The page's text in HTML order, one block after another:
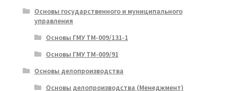
Основы государственного и муниципального
управления
Основы ГМУ ТМ-009/131-1
Основы ГМУ ТМ-009/91
Основы делопроизводства
Основы делопроизводства (Менеджмент)